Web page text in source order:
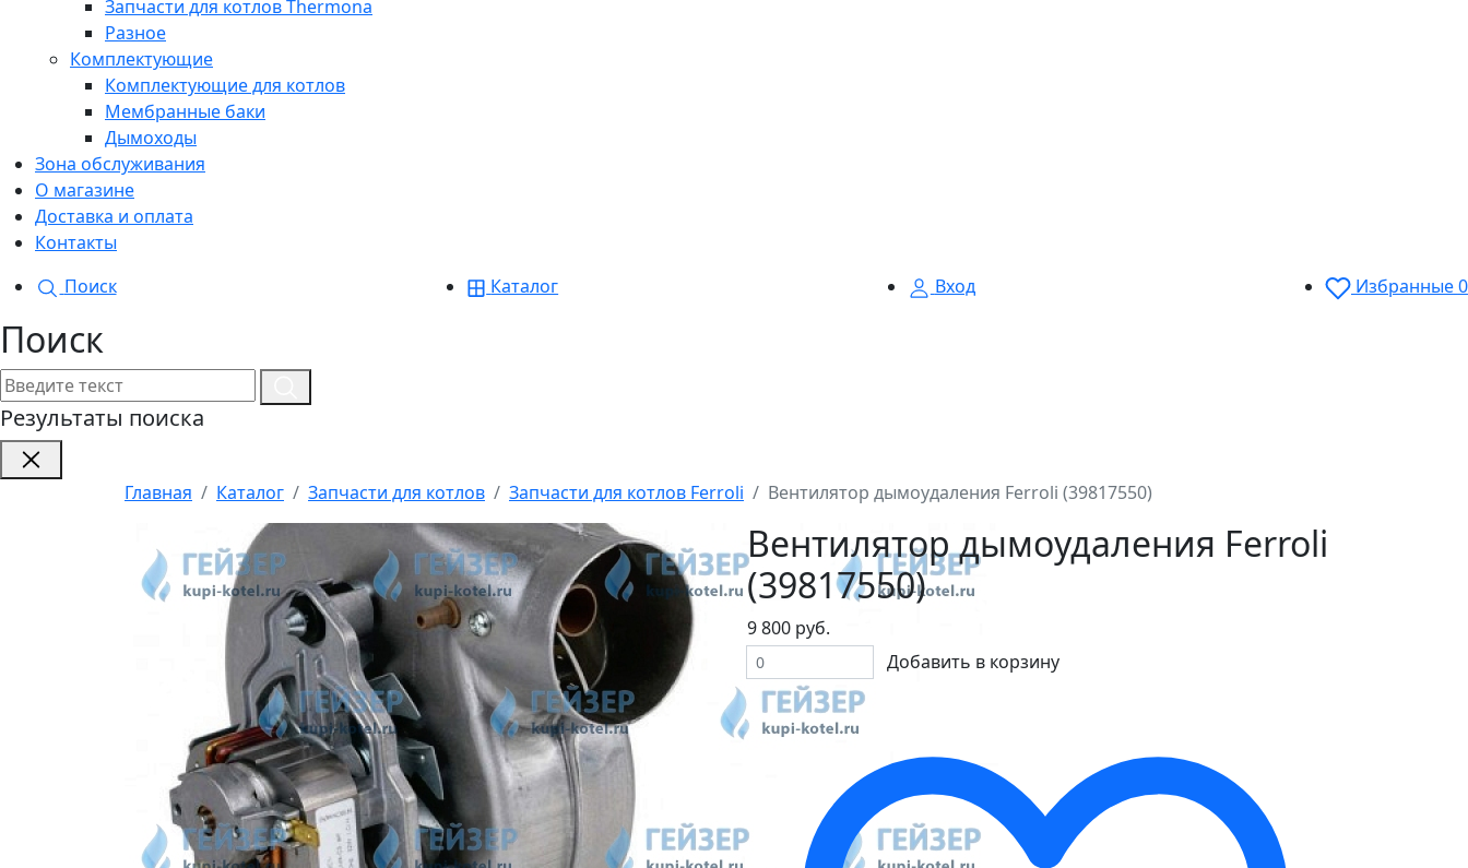
Запчасти для котлов Thermona
Разное
Комплектующие
Комплектующие для котлов
Мембранные баки
Дымоходы
Зона обслуживания
О магазине
Доставка и оплата
Контакты
Поиск
Каталог Вход Избранные0
Поиск
Результаты поиска
Главная Каталог Запчасти для котлов Запчасти для котлов Ferroli Вентилятор дымоудаления Ferroli (39817550)
Вентилятор дымоудаления Ferroli
(39817550)
9 800 руб.
Добавить в корзину